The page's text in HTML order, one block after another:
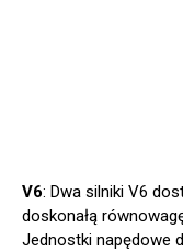
V6: Dwa silniki V6
doskonałą
Jednostki napędowe